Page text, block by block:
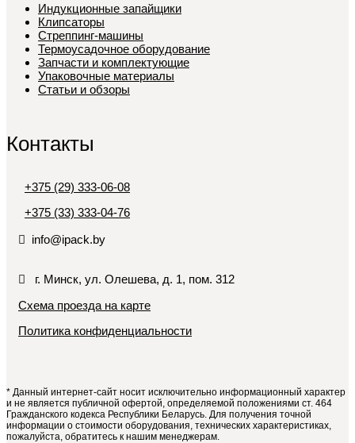
Индукционные запайщики
Клипсаторы
Стреппинг-машины
Термоусадочное оборудование
Запчасти и комплектующие
Упаковочные материалы
Статьи и обзоры
Контакты
+375 (29) 333-06-08
+375 (33) 333-04-76
info@ipack.by
г. Минск, ул. Олешева, д. 1, пом. 312
Схема проезда на карте
Политика конфиденциальности
* Данный интернет-сайт носит исключительно информационный характер
и не является публичной офертой, определяемой положениями ст. 464
Гражданского кодекса Республики Беларусь. Для получения точной
информации о стоимости оборудования, технических характеристиках,
пожалуйста, обратитесь к нашим менеджерам.